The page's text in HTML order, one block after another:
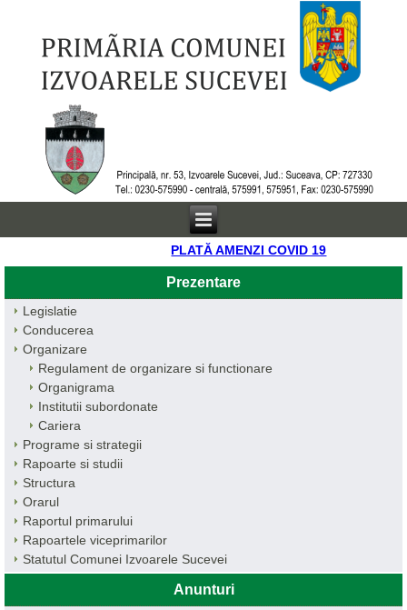
PLATĂ AMENZI COVID 19
Prezentare
Legislatie
Conducerea
Organizare
Regulament de organizare si functionare
Organigrama
Institutii subordonate
Cariera
Programe si strategii
Rapoarte si studii
Structura
Orarul
Raportul primarului
Rapoartele viceprimarilor
Statutul Comunei Izvoarele Sucevei
Anunturi